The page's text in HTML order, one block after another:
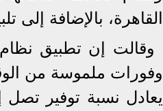
القاهرة، بالإضافة إلى
وقالت إن تطبيق